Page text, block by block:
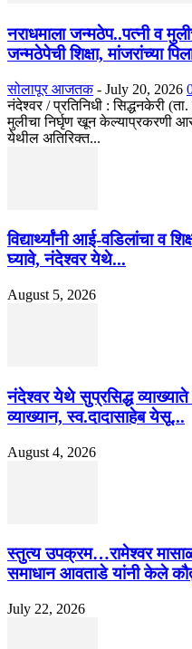
नराधमाला जन्मठेप..पत्नी व
जन्मठेपेची शिक्षा, मांजरांच्या
सोलापूर आजतक - July 20, 2026
नंदेश्वर / प्रतिनिधी : सिद्धनकेरी
मुलीचा निर्घृण खून केल्याप्रकरणी
येथील अतिरिक्त...
विद्यार्थ्यांनी आई-वडिलांचा व
घ्यावे, नंदेश्वर येथे...
August 5, 2026
नंदेश्वर येथे सुप्रसिद्ध
व्याख्यान, स्व.दादासाहेब येसू...
August 4, 2026
स्तुत्य उपक्रम…रामेश्वर
समाधान आवताडे यांनी केले
July 22, 2026